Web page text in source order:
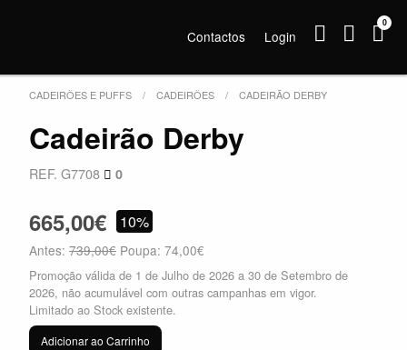
Contactos Login
0
CADEIRÕES E PUFFS CADEIRÕES CADEIRÃO DERBY
Cadeirão Derby
REF. G7708 0
665,00€ 10%
Antes: 739,00€ Poupa: 74,00€
Promoção válida de 1 de Julho de 2026 a 30 de Setembro de
2026, não acumulável com outras campanhas em vigor.
Limitado ao Stock existente.
Adicionar ao Carrinho